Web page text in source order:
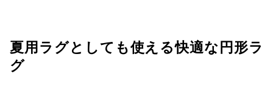
夏用ラグとしても使える快適な円形ラ
グ